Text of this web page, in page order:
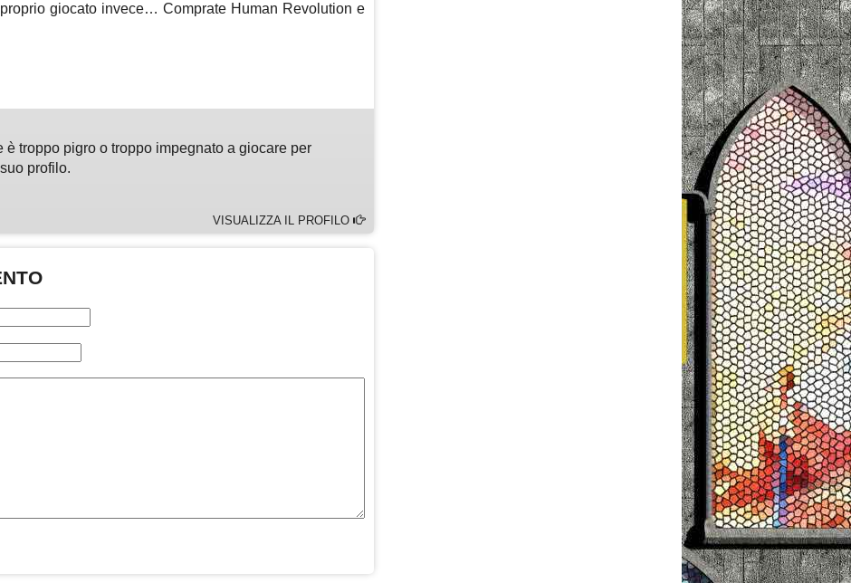
giocato invece… Comprate Human Revolution e
è troppo pigro o troppo impegnato a giocare per
profilo.
VISUALIZZA IL PROFILO